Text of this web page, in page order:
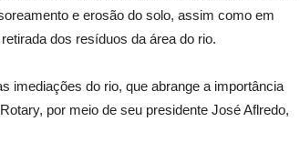
e erosão do solo, assim como em
dos resíduos da área do rio.
imediações do rio, que abrange a importância
por meio de seu presidente José Aflredo,